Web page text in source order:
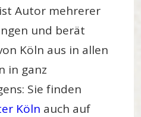
Autor mehrerer
und berät
Köln aus in allen
in ganz
Sie finden
Köln auch auf